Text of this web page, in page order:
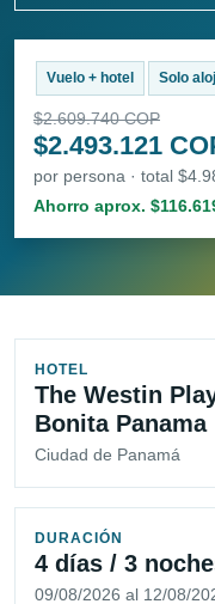
Vuelo + hotel Solo
$2.609.740 COP
$2.493.121
por persona · total
Ahorro aprox.
HOTEL
The Westin
Bonita Panama
Ciudad de Panamá
DURACIÓN
4 días / 3
09/08/2026 al 12/08/